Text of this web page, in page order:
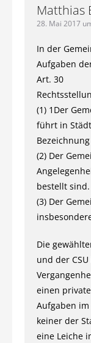
Matthias
28. Mai 2017
In der
Aufgaben
Art. 30
(1) 1Der
führt in
(2) Der
bestellt sind.
(3) Der
Die
und der
einen
Aufgaben
keiner der
eine Leiche